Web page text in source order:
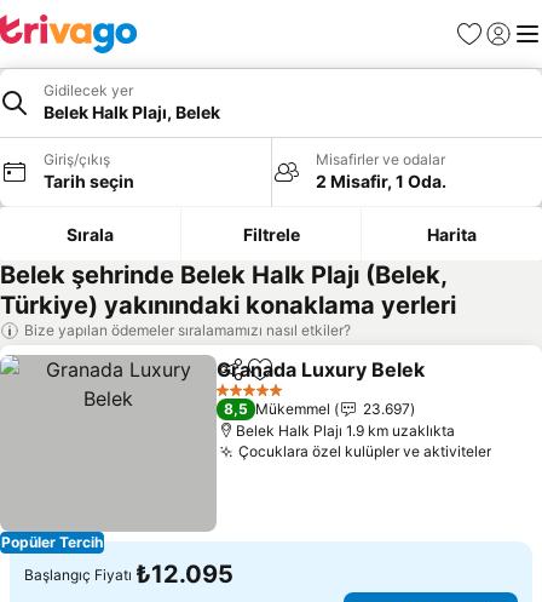
Favoriler
Giriş
Gidilecek yer
Belek Halk Plajı, Belek
Giriş/çıkış
Tarih seçin
Misafirler ve odalar
2 Misafir, 1 Oda.
Sırala Filtrele Harita
Belek şehrinde Belek Halk Plajı (Belek,
Türkiye) yakınındaki konaklama yerleri
Bize yapılan ödemeler sıralamamızı nasıl etkiler?
Popüler Tercih
PaylaşFavorilerime ekle
Granada Luxury Belek
5 Yıldız
8,5 Mükemmel
23.697
Belek Halk Plajı 1.9 km uzaklıkta
Çocuklara özel kulüpler ve aktiviteler
Başlangıç Fiyatı ₺12.095